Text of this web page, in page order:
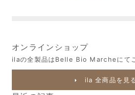
オンラインショップ
ilaの全製品はBelle Bio Marcheにてご
ila 全商品を見